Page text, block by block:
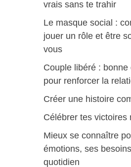
vrais sans te trahir
Le masque social :
jouer un rôle et être
vous
Couple libéré :
pour renforcer la
Créer une histoire
Célébrer tes victoires
Mieux se connaître
émotions, ses
quotidien